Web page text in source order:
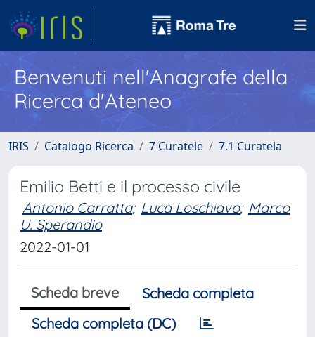
Benvenuti nell'Anagrafe della
Ricerca d'Ateneo
IRIS Catalogo Ricerca 7 Curatele 7.1 Curatela
Emilio Betti e il processo civile
Antonio Carratta; Luca Loschiavo; Marco
U. Sperandio
2022-01-01
Scheda breve
Scheda completa
Scheda completa (DC)